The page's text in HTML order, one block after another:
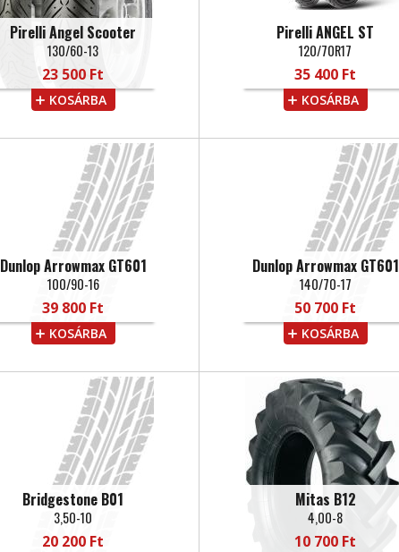
Pirelli Angel Scooter
130/60-13
23 500 Ft
KOSÁRBA
Pirelli ANGEL ST
120/70R17
35 400 Ft
KOSÁRBA
Dunlop Arrowmax GT601
100/90-16
39 800 Ft
KOSÁRBA
Dunlop Arrowmax GT601
140/70-17
50 700 Ft
KOSÁRBA
Bridgestone B01
3,50-10
20 200 Ft
Mitas B12
4,00-8
10 700 Ft